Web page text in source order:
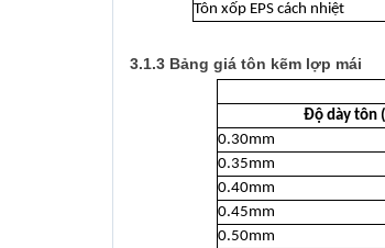
Tôn xốp EPS cách nhiệt
3.1.3 Bảng giá tôn kẽm lợp mái
Độ dày tôn
0.30mm
0.35mm
0.40mm
0.45mm
0.50mm